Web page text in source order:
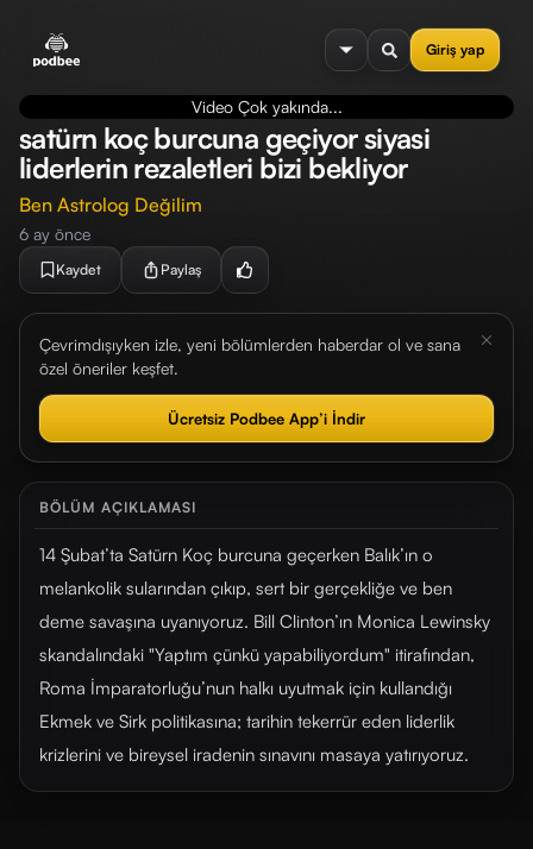
Giriş yap
menu
Video Çok yakında...
satürn koç burcuna geçiyor siyasi
liderlerin rezaletleri bizi bekliyor
Ben Astrolog Değilim
6 ay önce
Kaydet Paylaş
Çevrimdışıyken izle, yeni bölümlerden haberdar ol ve sana
özel öneriler keşfet.
Ücretsiz Podbee App’i İndir
BÖLÜM AÇIKLAMASI
14 Şubat’ta Satürn Koç burcuna geçerken Balık’ın o
melankolik sularından çıkıp, sert bir gerçekliğe ve ben
deme savaşına uyanıyoruz. Bill Clinton’ın Monica Lewinsky
skandalındaki "Yaptım çünkü yapabiliyordum" itirafından,
Roma İmparatorluğu’nun halkı uyutmak için kullandığı
Ekmek ve Sirk politikasına; tarihin tekerrür eden liderlik
krizlerini ve bireysel iradenin sınavını masaya yatırıyoruz.